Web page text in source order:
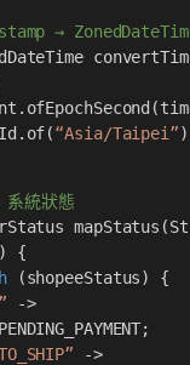
→
“Asia/Taipei”
統狀態
{
(shopeeStatus) {
->
->